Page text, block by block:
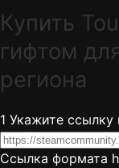
Купить
гифтом
региона
1 Укажите ссылку
Ссылка формата